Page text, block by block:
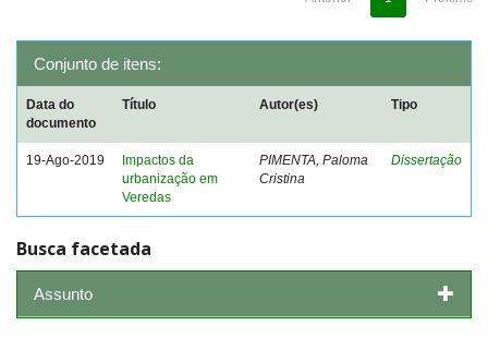
Conjunto de itens:
Data do
documento
Título Autor(es) Tipo
19-Ago-2019
Impactos da
urbanização em
Veredas
PIMENTA, Paloma
Cristina
Dissertação
Busca facetada
Assunto